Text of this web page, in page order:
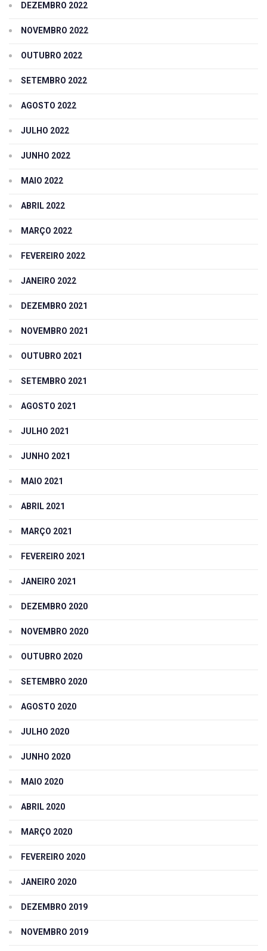
DEZEMBRO 2022
NOVEMBRO 2022
OUTUBRO 2022
SETEMBRO 2022
AGOSTO 2022
JULHO 2022
JUNHO 2022
MAIO 2022
ABRIL 2022
MARÇO 2022
FEVEREIRO 2022
JANEIRO 2022
DEZEMBRO 2021
NOVEMBRO 2021
OUTUBRO 2021
SETEMBRO 2021
AGOSTO 2021
JULHO 2021
JUNHO 2021
MAIO 2021
ABRIL 2021
MARÇO 2021
FEVEREIRO 2021
JANEIRO 2021
DEZEMBRO 2020
NOVEMBRO 2020
OUTUBRO 2020
SETEMBRO 2020
AGOSTO 2020
JULHO 2020
JUNHO 2020
MAIO 2020
ABRIL 2020
MARÇO 2020
FEVEREIRO 2020
JANEIRO 2020
DEZEMBRO 2019
NOVEMBRO 2019